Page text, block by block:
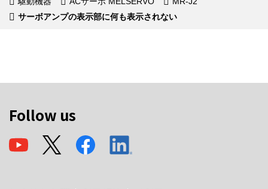
サーボアンプの表示部に何も表示されない
Follow us